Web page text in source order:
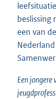
beslissing
een van
Een jongere